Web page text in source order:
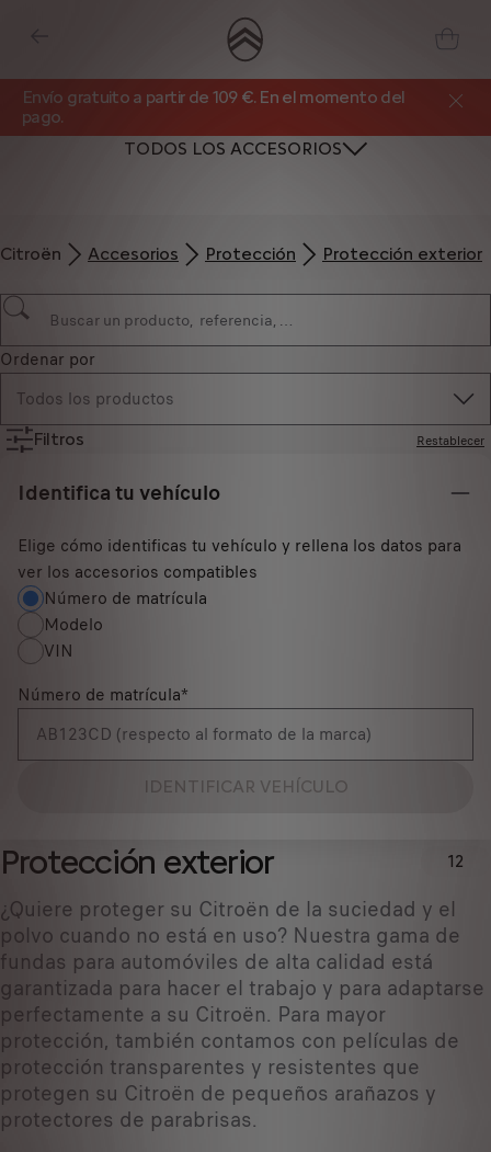
Envío gratuito a partir de 109 €. En el momento del
pago.
TODOS LOS ACCESORIOS
Citroën Accesorios Protección Protección exterior
Ordenar por
Todos los productos
Filtros Restablecer
Identifica tu vehículo
Elige cómo identificas tu vehículo y rellena los datos para
ver los accesorios compatibles
Número de matrícula
Modelo
VIN
Número de matrícula*
IDENTIFICAR VEHÍCULO
Protección exterior 12
¿Quiere proteger su Citroën de la suciedad y el
polvo cuando no está en uso? Nuestra gama de
fundas para automóviles de alta calidad está
garantizada para hacer el trabajo y para adaptarse
perfectamente a su Citroën. Para mayor
protección, también contamos con películas de
protección transparentes y resistentes que
protegen su Citroën de pequeños arañazos y
protectores de parabrisas.